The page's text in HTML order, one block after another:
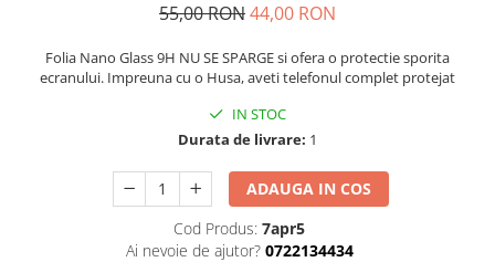
55,00 RON44,00 RON
Folia Nano Glass 9H NU SE SPARGE si ofera o protectie sporita
ecranului. Impreuna cu o Husa, aveti telefonul complet protejat
IN STOC
Durata de livrare: 1
ADAUGA IN COS
Cod Produs: 7apr5
Ai nevoie de ajutor? 0722134434